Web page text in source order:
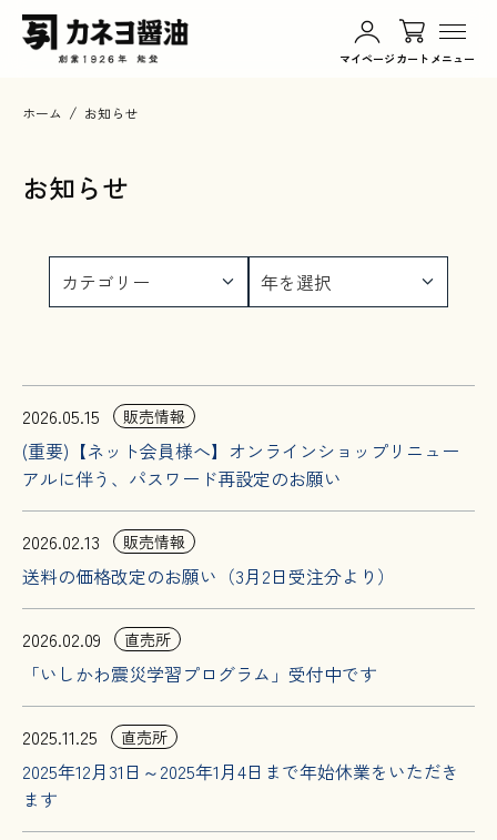
マイページ カート メニュー
カネヨ醤油について
日常の綴り
お買い物ガイド
ホーム お知らせ
お知らせ
2026.05.15 販売情報
(重要)【ネット会員様へ】オンラインショップリニュー
アルに伴う、パスワード再設定のお願い
2026.02.13 販売情報
送料の価格改定のお願い（3月2日受注分より）
2026.02.09 直売所
「いしかわ震災学習プログラム」受付中です
2025.11.25 直売所
2025年12月31日～2025年1月4日まで年始休業をいただき
ます